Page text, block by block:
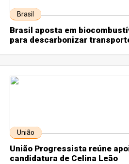
Brasil
Brasil aposta em
para descarbonizar
União
União Progressista reúne
candidatura de Celina Leão